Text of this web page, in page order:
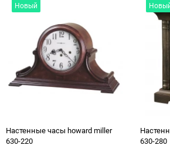
Новый
Настенные часы howard miller
630-220
630-280